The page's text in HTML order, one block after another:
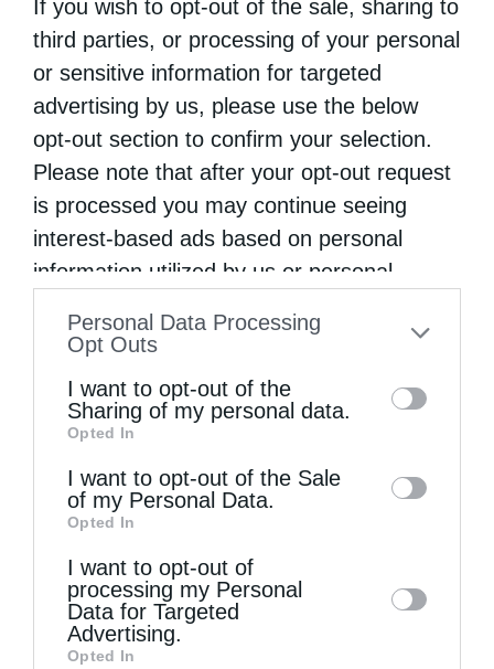
If you wish to opt-out of the sale, sharing to
third parties, or processing of your personal
or sensitive information for targeted
advertising by us, please use the below
opt-out section to confirm your selection.
Please note that after your opt-out request
is processed you may continue seeing
interest-based ads based on personal
information utilized by us or personal
to your opt-out. You may separately opt-out
information by third parties on the IAB’s list
of downstream participants. This
information may also be disclosed by us to
third parties on theIAB’s List of
Downstream Participants
disclose it to other third parties.
Personal Data Processing
Opt Outs
I want to opt-out of the
Sharing of my personal data.
Opted In
I want to opt-out of the Sale
of my Personal Data.
Opted In
I want to opt-out of
processing my Personal
Data for Targeted
Advertising.
Opted In
βρίσκεται σε συνεχή επικοινωνία και
συνεργασία με τις αρμόδιες εθνικές,
περιφερειακές και τοπικές αρχές.
Περισσότερες πληροφορίες για τον ιό του
Δυτικού Νείλου και τα μέτρα προστασίας
από τα κουνούπια μπορείτε να βρείτε στην
ιστοσελίδα του ΕΟΔΥ, ενώ επίσης κάθε
Πέμπτη θα αναρτάται έκθεση με τα τρέχοντα
επιδημιολογικά δεδομένα στην ιστοσελίδα
του ΕΟΔΥ (https://eody.gov.gr/disease/ios-
toy-dytikoy-neiloy/).
Πηγή: Αλήθεια ,Καρδίτσας